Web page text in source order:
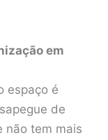
em
espaço é
de
não tem mais